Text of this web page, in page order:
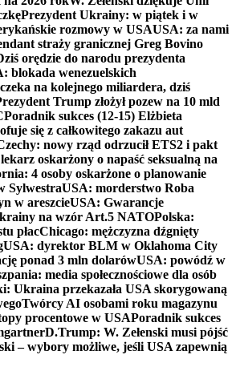
Prezydent Ukrainy: w piątek i w
rozmowy w USAUSA: za nami
straży granicznej Greg Bovino
orędzie do narodu prezydenta
blokada wenezuelskich
na kolejnego miliardera, dziś
Trump złożył pozew na 10 mld
Poradnik sukces (12-15) Elżbieta
się z całkowitego zakazu aut
nowy rząd odrzucił ETS2 i pakt
oskarżony o napaść seksualną na
4 osoby oskarżone o planowanie
SylwestraUSA: morderstwo Roba
w areszcieUSA: Gwarancje
na wzór Art.5 NATOPolska:
płacChicago: mężczyzna dźgnięty
USA: dyrektor BLM w Oklahoma City
ponad 3 mln dolarówUSA: powódź w
media społecznościowe dla osób
Ukraina przekazała USA skorygowaną
Twórcy AI osobami roku magazynu
procentowe w USAPoradnik sukces
D.Trump: W. Zełenski musi pójść
– wybory możliwe, jeśli USA zapewnią